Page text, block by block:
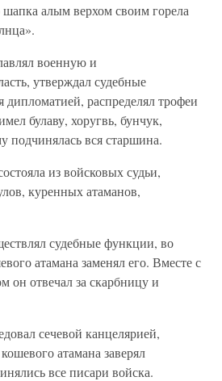
алым верхом своим горела
военную и
утверждал судебные
дипломатией, распределял трофеи
булаву, хоругвь, бунчук,
подчинялась вся старшина.
из войсковых судьи,
куренных атаманов,
судебные функции, во
атамана заменял его. Вместе с
он отвечал за скарбницу и
сечевой канцелярией,
атамана заверял
все писари войска.